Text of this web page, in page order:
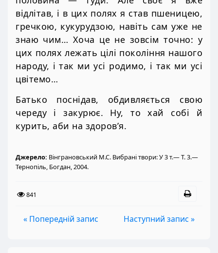
відлітав, і в цих полях я став пшеницею,
гречкою, кукурудзою, навіть сам уже не
знаю чим… Хоча це не зовсім точно: у
цих полях лежать цілі покоління нашого
народу, і так ми усі родимо, і так ми усі
цвітемо…
Батько поснідав, обдивляється свою
череду і закурює. Ну, то хай собі й
курить, аби на здоров’я.
Джерело: Вінграновський М.С. Вибрані твори: У 3 т.— Т. 3.—
Тернопіль, Богдан, 2004.
841
« Попередній запис Наступний запис »